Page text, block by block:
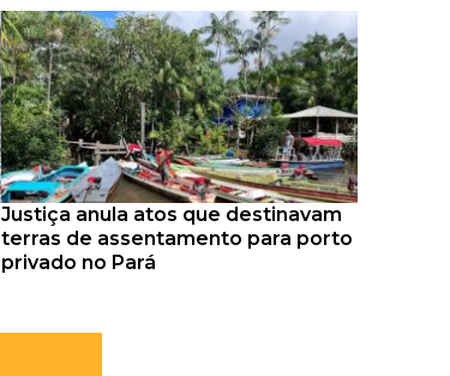
Justiça anula atos que destinavam
terras de assentamento para porto
privado no Pará